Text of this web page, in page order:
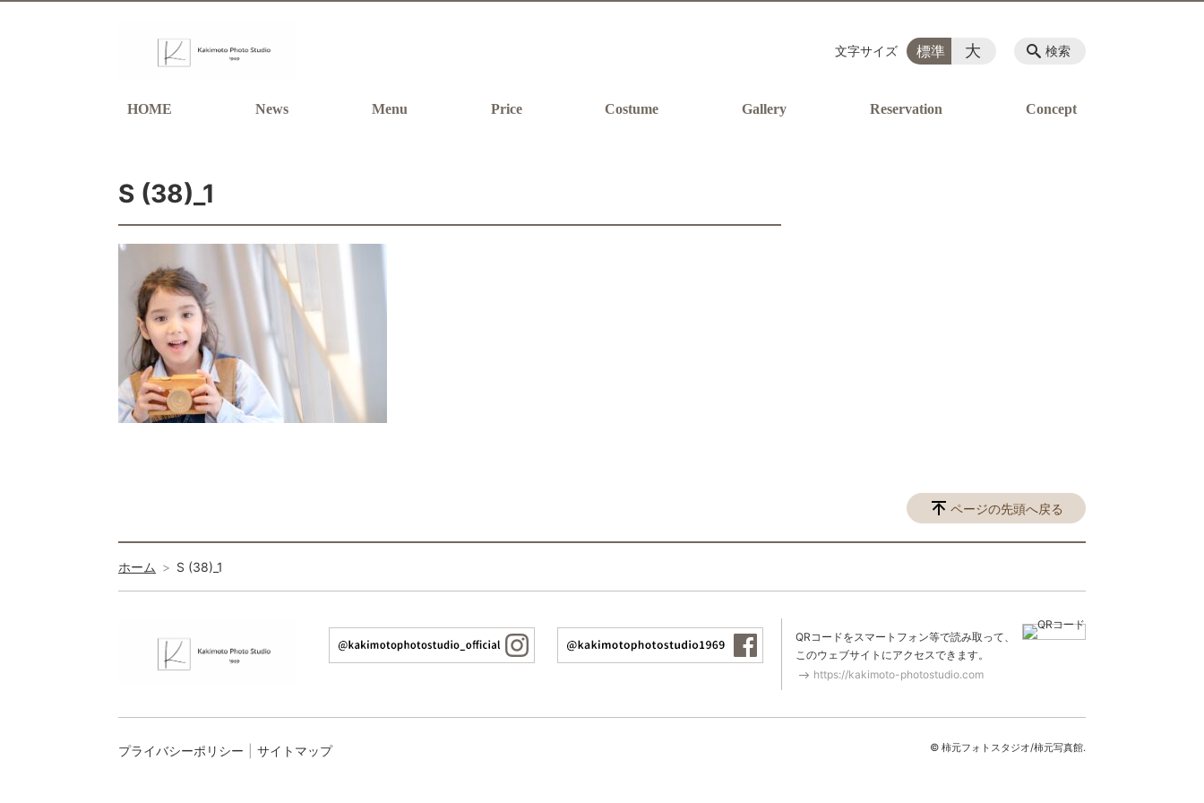
HOME News Menu Price Costume Gallery Reservation Concept
検索
文字サイズ 標準 大
S (38)_1
ページの先頭へ戻る
ホーム S (38)_1
QRコードをスマートフォン等で読み取って、
このウェブサイトにアクセスできます。
https://kakimoto-photostudio.com
プライバシーポリシー サイトマップ © 柿元フォトスタジオ/柿元写真館.